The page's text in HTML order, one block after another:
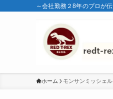
～会社勤務２8年のプロが
ホーム モンサンミッシェ